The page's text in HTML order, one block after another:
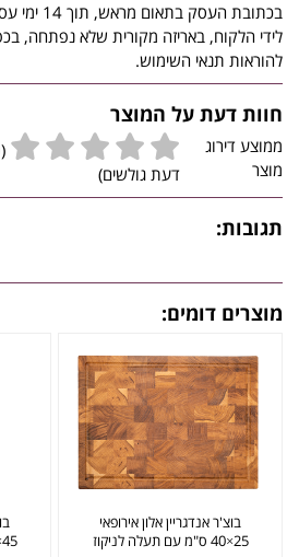
בכתובת
לידי הלקוח, באריזה מקורית שלא נפתחה,
להוראות תנאי השימוש.
חוות דעת על המוצר
ממוצע דירוג
מוצר
דעת גולשים)
תגובות:
מוצרים דומים:
בוצ'ר אנדגריין אלון אירופאי
25×40 ס"מ עם תעלה לניקוז
45×45 ס"מ עם תעלה לניקוז